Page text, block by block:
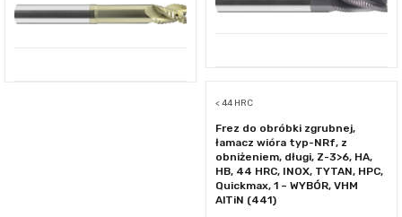
< 44 HRC
Frez do obróbki zgrubnej,
łamacz wióra typ-NRf, z
obniżeniem, długi, Z-3>6, HA,
HB, 44 HRC, INOX, TYTAN, HPC,
Quickmax, 1 – WYBÓR, VHM
AlTiN (441)